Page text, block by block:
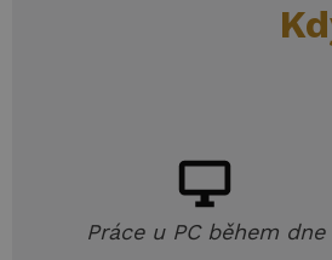
Práce u PC během dne